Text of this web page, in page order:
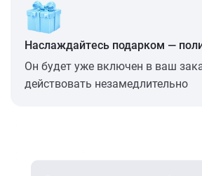
Наслаждайтесь подарком —
Он будет уже включен в ваш
действовать незамедлительно